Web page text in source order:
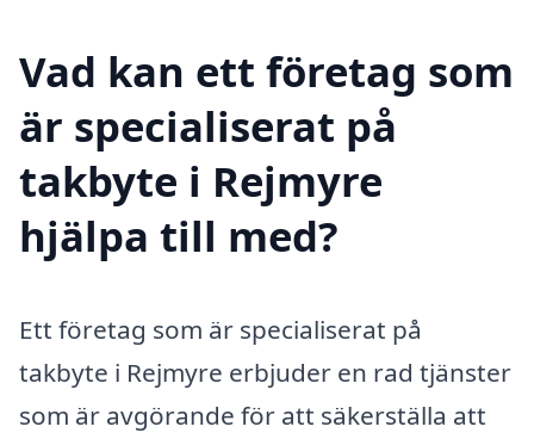
Vad kan ett företag som
är specialiserat på
takbyte i Rejmyre
hjälpa till med?
Ett företag som är specialiserat på
takbyte i Rejmyre erbjuder en rad tjänster
som är avgörande för att säkerställa att